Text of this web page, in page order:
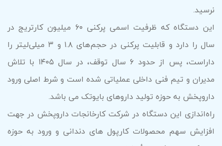
نرسید.
این دستگاه که ظرفیت اسمی پرکنی ۶۰ میلیون کارتریج در
سال را دارد و قابلیت پرکنی در حجم‌های ۱.۸ و ۳ میلی‌لیتر را
داراست، پس از حدود ۶ سال توقف، در سال ۱۴۰۵ با تلاش
مدیران و تیم فنی داخلی عملیاتی شده است و شرط اصلی ورود
داروپخش به حوزه تولید داروهای بایوتک می باشد.
راه‌اندازی این دستگاه در شرکت کارخانجات داروپخش در جهت
افزایش سهم محصولات کارپول های دندانی و ورود به حوزه